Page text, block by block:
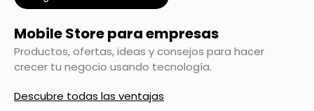
Mobile Store para empresas
Productos, ofertas, ideas y consejos para hacer
crecer tu negocio usando tecnología.
Descubre todas las ventajas